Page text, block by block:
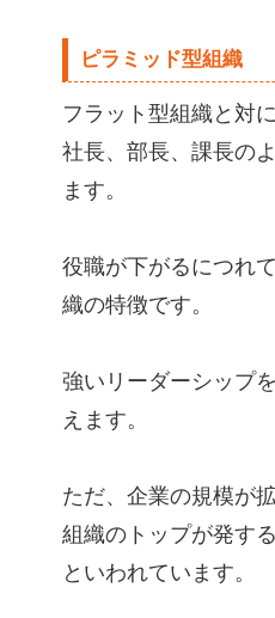
ピラミッド型組織
フラット型組織と対
社長、部長、課長の
ます。
役職が下がるにつれ
織の特徴です。
強いリーダーシップ
えます。
ただ、企業の規模が
組織のトップが発す
といわれています。